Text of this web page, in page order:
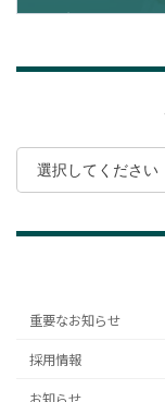
2024年1月12日
重要なお知らせ
採用情報